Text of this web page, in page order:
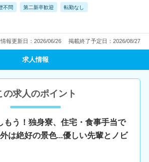
不問 第二新卒歓迎 転勤なし
情報更新日：2026/06/26 掲載終了予定日：2026/08/27
求人情報
の求人のポイント
もう！独身寮、住宅・食事手当で
は絶好の景色...優しい先輩とノビ